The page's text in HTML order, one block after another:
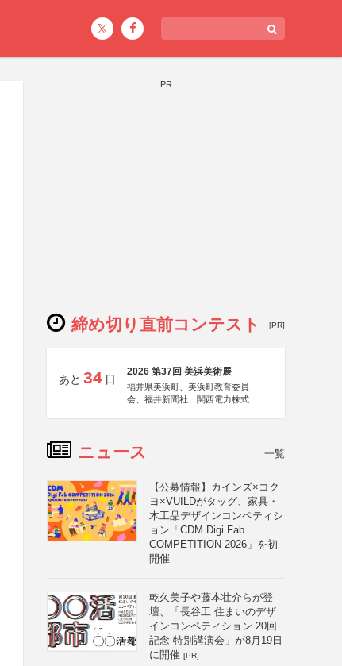
PR
締め切り直前コンテスト [PR]
あと 34 日
2026 第37回 美浜美術展
福井県美浜町、美浜町教育委員
会、福井新聞社、関西電力株式会
ニュース 一覧
【公募情報】カインズ×コク
ヨ×VUILDがタッグ、家具・
木工品デザインコンペティシ
ョン「CDM Digi Fab
COMPETITION 2026」を初
開催
乾久美子や藤本壮介らが登
壇、「長谷工 住まいのデザ
インコンペティション 20回
記念 特別講演会」が8月19日
に開催 [PR]